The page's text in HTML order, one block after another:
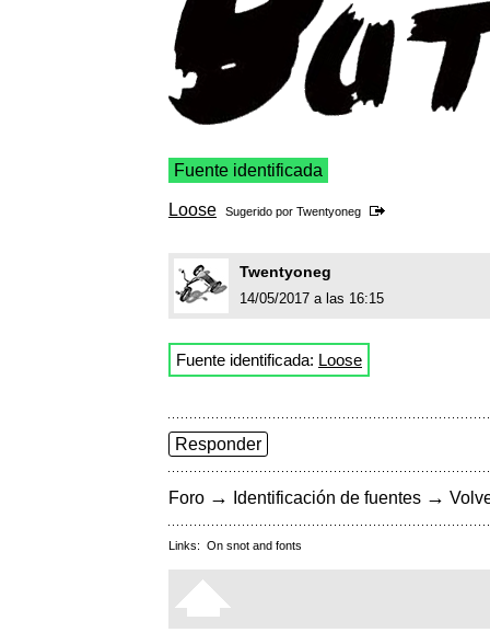
Fuente identificada
Loose Sugerido por Twentyoneg
Twentyoneg
14/05/2017 a las 16:15
Fuente identificada: Loose
Responder
Foro → Identificación de fuentes →
Links: On snot and fonts